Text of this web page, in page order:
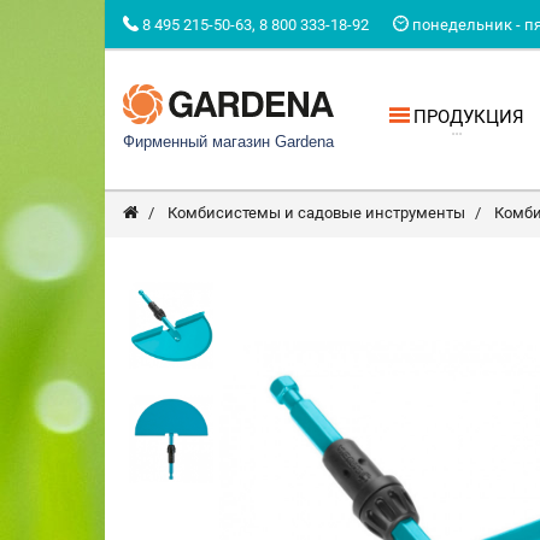
8 495 215-50-63, 8 800 333-18-92 понедельник -
Фирменный магазин Gardena
ПРОДУКЦИЯ
Комбисистемы и садовые инструменты